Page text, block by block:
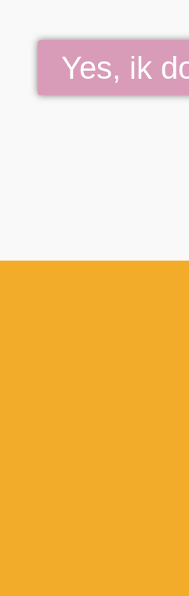
Yes, ik